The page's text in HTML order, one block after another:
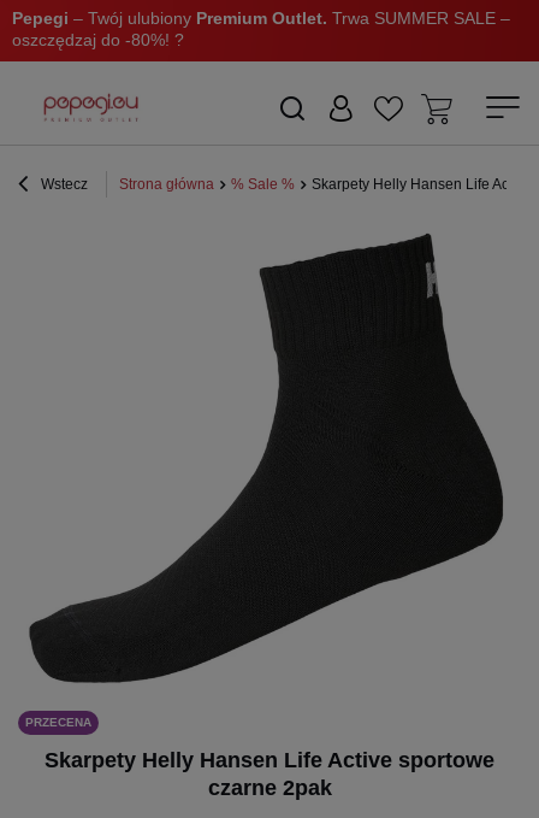
Pepegi – Twój ulubiony Premium Outlet. Trwa SUMMER SALE –
oszczędzaj do -80%! ?
Wstecz Strona główna % Sale % Skarpety Helly Hansen Life Active
PRZECENA
Skarpety Helly Hansen Life Active sportowe
czarne 2pak